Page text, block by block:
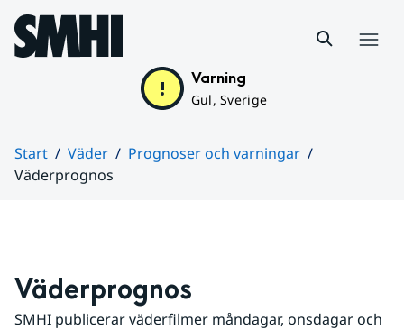
Hoppa till sidans innehåll
Varning
Gul, Sverige
Start Väder
Prognoser och varningar
Väderprognos
Väderprognos
SMHI publicerar väderfilmer måndagar, onsdagar och